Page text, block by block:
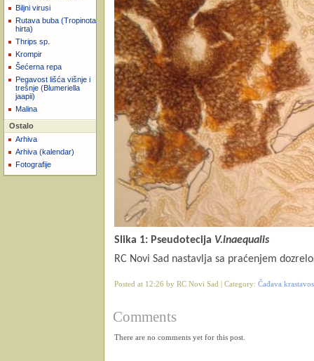
Biljni virusi
Rutava buba (Tropinota
hirta)
Thrips sp.
Krompir
Šećerna repa
Pegavost lišća višnje i
trešnje (Blumeriella
jaapii)
Malina
Ostalo
Arhiva
Arhiva (kalendar)
Fotografije
Slika 1: Pseudotecija V.inaequalis
RC Novi Sad nastavlja sa praćenjem
Posted at 12:26 by RC Novi Sad | Category: Čađava
Comments
There are no comments yet for this post.